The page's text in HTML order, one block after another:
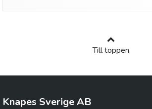
Till toppen
Knapes Sverige AB